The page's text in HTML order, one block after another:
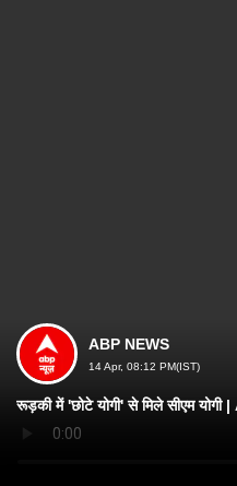
ABP NEWS
14 Apr, 08:12 PM(IST)
रूड़की में 'छोटे योगी' से मिले सीएम